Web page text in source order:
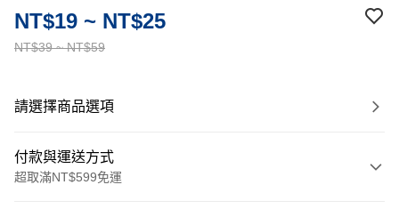
NT$39 ~ NT$59
NT$19 ~ NT$25
請選擇商品選項
付款與運送方式
超取滿NT$599免運